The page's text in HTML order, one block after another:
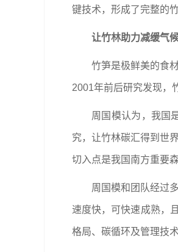
键技术，形成了完整的
让竹林助力减缓气
竹笋是极鲜美的食
2001年前后研究发现，
周国模认为，我国
究，让竹林碳汇得到世
切入点是我国南方重要
周国模和团队经过
速度快，可快速成熟，
格局、碳循环及管理技